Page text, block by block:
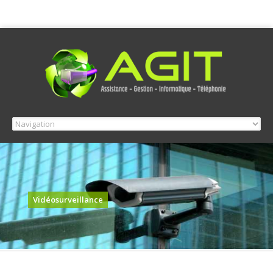
Vidéosurveillance